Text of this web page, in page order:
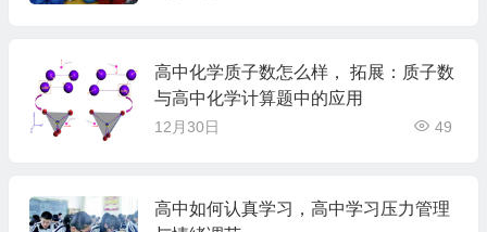
高中化学质子数怎么样， 拓展：质子数
与高中化学计算题中的应用
12月30日 49
高中如何认真学习，高中学习压力管理